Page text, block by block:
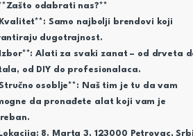
odabrati nas?**
Samo najbolji brendovi koji
dugotrajnost.
Alati za svaki zanat – od drveta
od DIY do profesionalaca.
osoblje**: Naš tim je tu da vam
da pronađete alat koji vam je
Lokacija: 8. Marta 3, 123000 Petrovac,